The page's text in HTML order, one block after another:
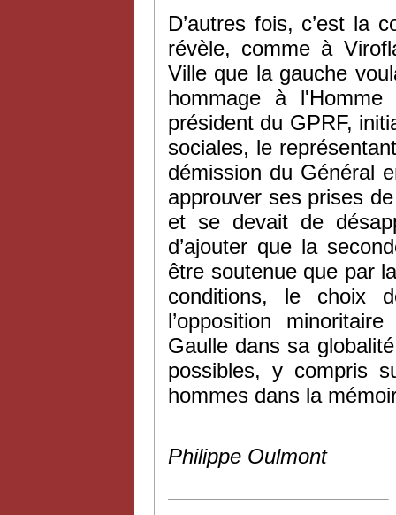
D’autres fois, c’est la
révèle, comme à
Ville que la gauche
hommage à
président du GPRF,
sociales, le
démission du Général
approuver ses prises
et se devait de
d’ajouter que la
être soutenue que par
conditions, le choix
l’opposition
Gaulle dans sa
possibles, y compris
hommes dans la
Philippe Oulmont